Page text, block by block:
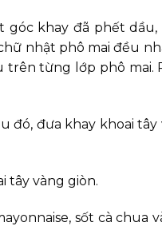
góc khay đã phết
nhật phô mai đều
từng lớp phô mai.
đưa khay khoai
tây vàng giòn.
sốt cà chua